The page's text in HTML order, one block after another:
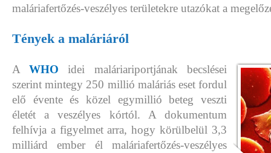
maláriafertőzés-veszélyes területekre utazókat a
Tények a maláriáról
AWHO idei maláriariportjának becslései
szerint mintegy 250 millió maláriás eset fordul
elő évente és közel egymillió beteg veszti
életét a veszélyes kórtól. A dokumentum
felhívja a figyelmet arra, hogy körülbelül 3,3
milliárd ember él maláriafertőzés-veszélyes